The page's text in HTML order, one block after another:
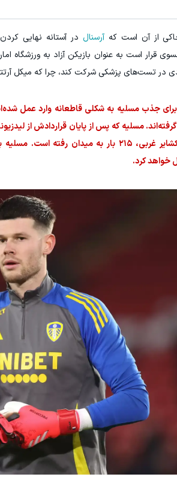
از آن است کهآرسنال در آستانه‌ نهایی
قرار است به عنوان بازیکن آزاد به ورزشگاه
جذب مسلیه به شکلی قاطعانه وارد عمل
مسلیه که پس از پایان قراردادش از
طول هفت فصل حضورش در یورکشایر غربی، ۲۱۵ بار
خواهد کرد.